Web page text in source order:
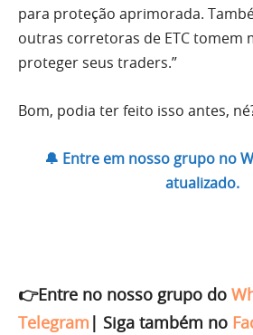
para proteção aprimorada.
outras corretoras de ETC tomem
proteger seus traders.”
Bom, podia ter feito isso antes,
🔔 Entre em nosso grupo no
atualizado.
👉Entre no nosso grupo do
Telegram | Siga também no